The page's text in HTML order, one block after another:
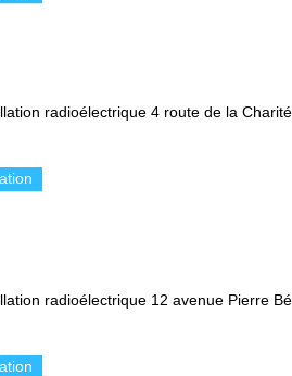
radioélectrique 4 route de la Charité
radioélectrique 12 avenue Pierre